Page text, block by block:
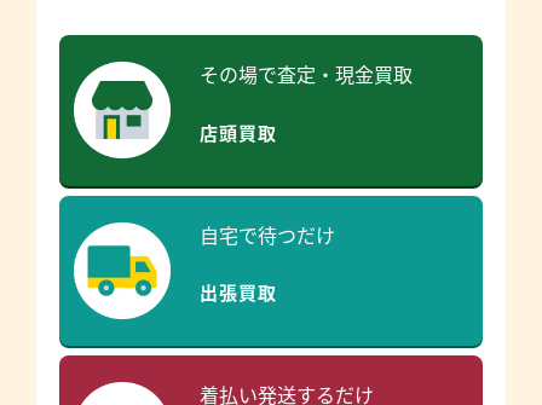
その場で査定・現金買取
店頭買取
自宅で待つだけ
出張買取
着払い発送するだけ